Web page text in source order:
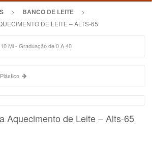
> BANCO DE LEITE
>
DE LEITE – ALTS-65
Ml - Graduação de 0 A 40
Aquecimento de Leite – Alts-65